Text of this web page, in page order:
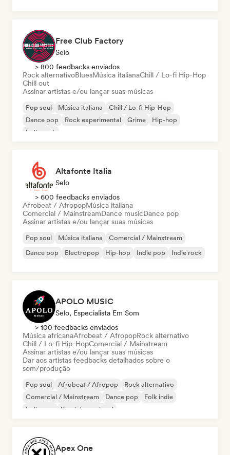
Free Club Factory
Selo
> 800 feedbacks enviados
Rock alternativoBluesMúsica italianaChill / Lo-fi Hip-Hop
Chill out
Assinar artistas e/ou lançar suas músicas
Pop soul Música italiana
Chill / Lo-fi Hip-Hop
Dance pop
Rock experimental Grime
Hip-hop
Indie rock
Altafonte Italia
Selo
> 600 feedbacks enviados
Afrobeat / AfropopMúsica italiana
Comercial / MainstreamDance musicDance pop
Assinar artistas e/ou lançar suas músicas
Pop soul Música italiana
Comercial / Mainstream
Dance pop
Electropop Hip-hop Indie pop Indie rock
APOLO MUSIC
Selo, Especialista Em Som
> 100 feedbacks enviados
Música africanaAfrobeat / AfropopRock alternativo
Chill / Lo-fi Hip-HopComercial / Mainstream
Assinar artistas e/ou lançar suas músicas
Dar aos artistas feedbacks detalhados sobre o
som/produção
Pop soul Afrobeat / Afropop
Rock alternativo
Comercial / Mainstream
Dance pop
Folk indie
Indie pop
Pop internacional
Apex One